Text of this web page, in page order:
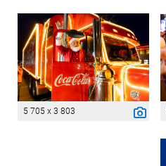
5 705 x 3 803